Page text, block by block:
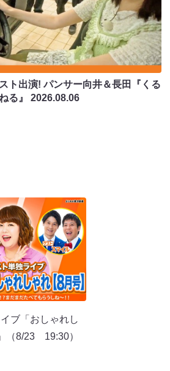
ト出演! パンサー向井＆長田『くる
る』2026.08.06
ブ「おしゃれし
（8/23 19:30）